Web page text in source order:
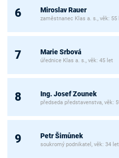
6 Miroslav Rauer
zaměstnanec Klas a. s., věk: 55
7 Marie Srbová
úřednice Klas a. s., věk: 45 let
8 Ing. Josef Zounek
předseda představenstva, věk:
9 Petr Šimůnek
soukromý podnikatel, věk: 34 let